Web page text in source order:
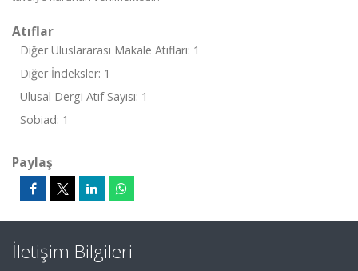
Atıflar
Diğer Uluslararası Makale Atıfları: 1
Diğer İndeksler: 1
Ulusal Dergi Atıf Sayısı: 1
Sobiad: 1
Paylaş
İletişim Bilgileri